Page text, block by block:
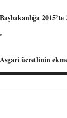
Başbakanlığa
Asgari ücretlinin